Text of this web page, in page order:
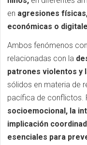
en agresiones
económicas o
Ambos fenómenos
relacionadas con la
patrones violentos y
sólidos en materia de
pacífica de conflictos.
socioemocional, la
implicación
esenciales para